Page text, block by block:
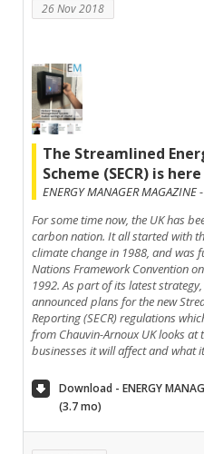
26 Nov 2018
The Streamlined
Scheme (SECR) is here
ENERGY MANAGER
For some time now, the UK has
carbon nation. It all started with
climate change in 1988, and was
Nations Framework Convention
1992. As part of its latest
announced plans for the new
Reporting (SECR) regulations
from Chauvin-Arnoux UK looks at
businesses it will affect and what
Download - ENERGY
(3.7 mo)